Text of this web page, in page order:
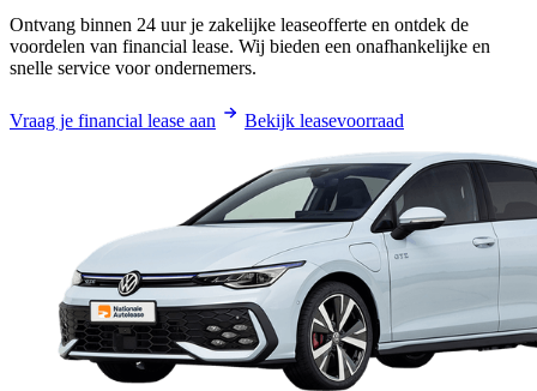
Ontvang binnen 24 uur je zakelijke leaseofferte en ontdek de
voordelen van financial lease. Wij bieden een onafhankelijke en
snelle service voor ondernemers.
Vraag je financial lease aan Bekijk leasevoorraad